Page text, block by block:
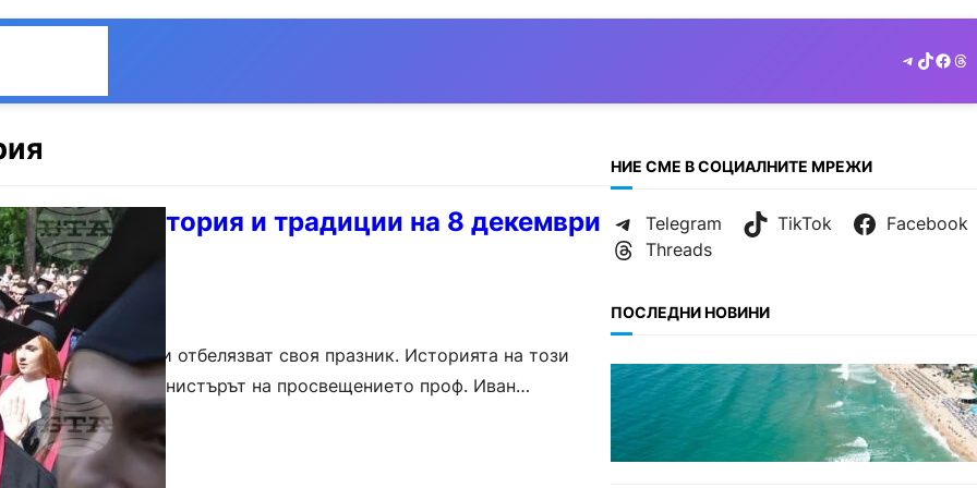
Telegram
TikTok
празник: История и традиции на 8 декември
студенти отбелязват своя празник. Историята на този
1897 г., когато министърът на просвещението проф. Иван
първото Висше училище в България…
НИЕ СМЕ В СОЦИАЛНИТЕ МРЕЖИ
Telegram TikTok
Facebook
Threads
ПОСЛЕДНИ НОВИНИ
ИКОНОМИКА
Интерактивна карта показва
всички водни бази по
Черноморието